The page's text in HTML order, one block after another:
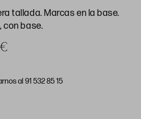
tallada. Marcas en la base.
con base.
al 91 532 85 15